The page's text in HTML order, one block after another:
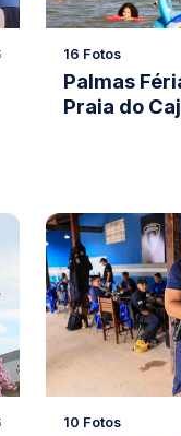
16 Fotos
Palmas
Praia do
10 Fotos